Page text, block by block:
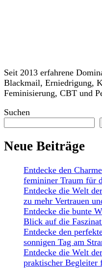
Seit 2013 erfahrene
Blackmail, Erniedrigung,
Feminisierung, CBT und
Suchen
Neue Beiträge
Entdecke den
femininer Traum für
Entdecke die Welt
zu mehr Vertrauen
Entdecke die bunte
Blick auf die
Entdecke den
sonnigen Tag am
Entdecke die Welt
praktischer Begleiter